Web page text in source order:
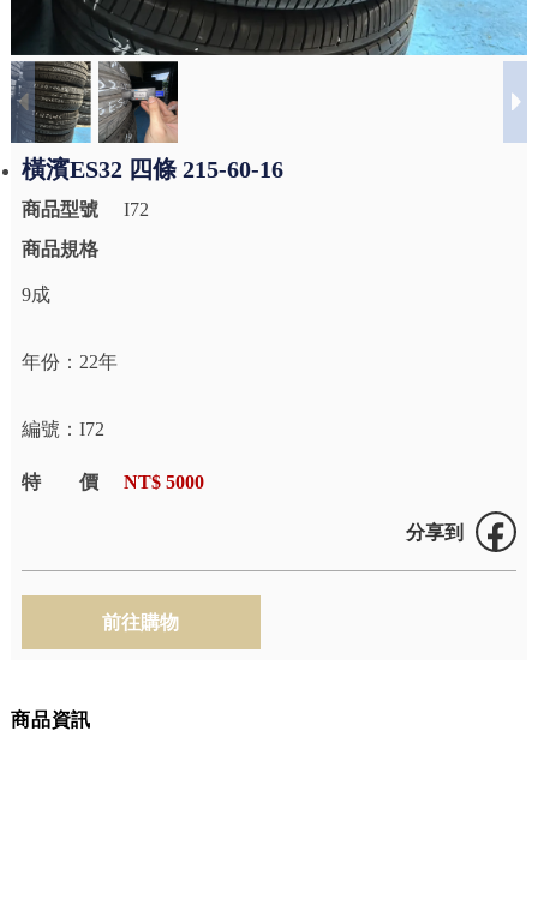
橫濱ES32 四條 215-60-16
商品型號
I72
商品規格
9成
年份：22年
編號：I72
特價 NT$ 5000
分享到
商品資訊